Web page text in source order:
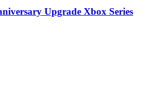
Upgrade Xbox Series